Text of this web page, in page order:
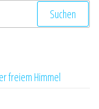
freiem Himmel